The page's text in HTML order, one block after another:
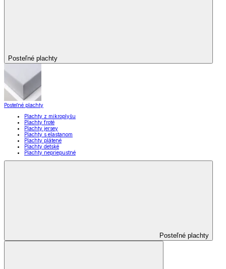
Posteľné plachty
Posteľné plachty
Plachty z mikroplyšu
Plachty froté
Plachty jersey
Plachty s elastanom
Plachty plátené
Plachty detské
Plachty nepriepustné
Posteľné plachty